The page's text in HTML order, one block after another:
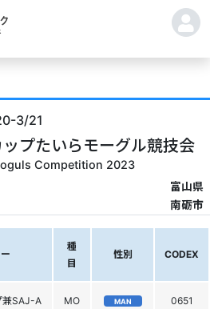
3/21
プたいらモーグル競技会
Competition 2023
富山県
南砺市
種
目
性別 CODEX
兼SAJ-A
MO MAN 0651